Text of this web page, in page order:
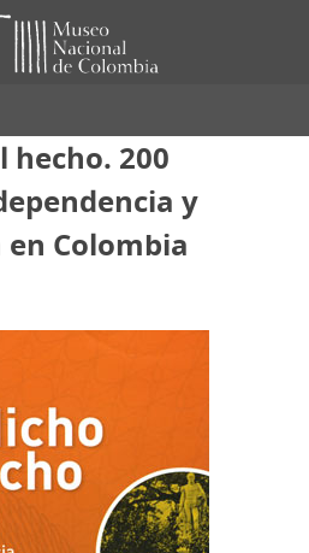
hecho. 200
y
Colombia